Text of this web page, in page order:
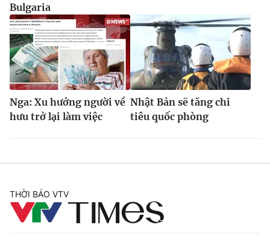
Bulgaria
Nga: Xu hướng người về
hưu trở lại làm việc
Nhật Bản sẽ tăng chi
tiêu quốc phòng
THỜI BÁO VTV